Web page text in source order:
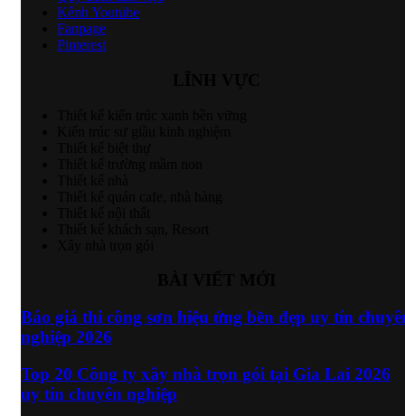
Kênh Youtube
Fanpage
Pinterest
Báo giá thi công sơn hiệu ứng bền đẹp uy tín
nghiệp 2026
Top 20 Công ty xây nhà trọn gói tại Gia Lai 2026
uy tín chuyên nghiệp